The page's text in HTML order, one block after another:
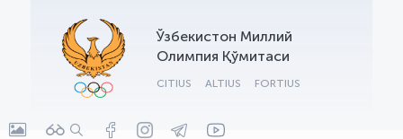
Ўзбекистон Миллий
Олимпия Қўмитаси
CITIUS ALTIUS FORTIUS
OLYMPCHIK AI - yordamchi
Онлайн · olympic.uz